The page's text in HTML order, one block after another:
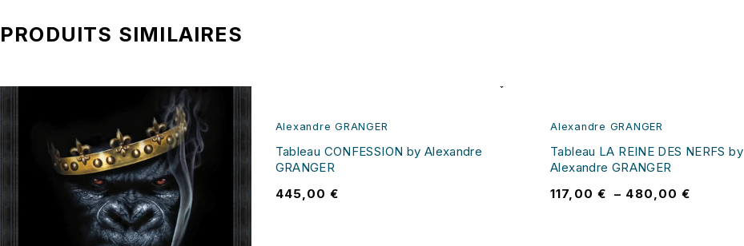
PRODUITS SIMILAIRES
Alexandre GRANGER
Tableau CONFESSION by Alexandre
GRANGER
445,00€
Alexandre GRANGER
Tableau LA REINE DES NERFS by
Alexandre GRANGER
117,00 € – 480,00€